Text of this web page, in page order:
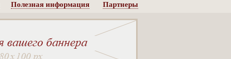
Полезная информация Партнеры